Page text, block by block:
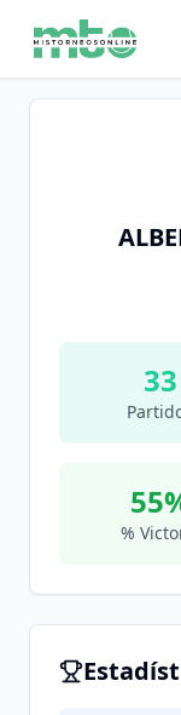
33
55
%